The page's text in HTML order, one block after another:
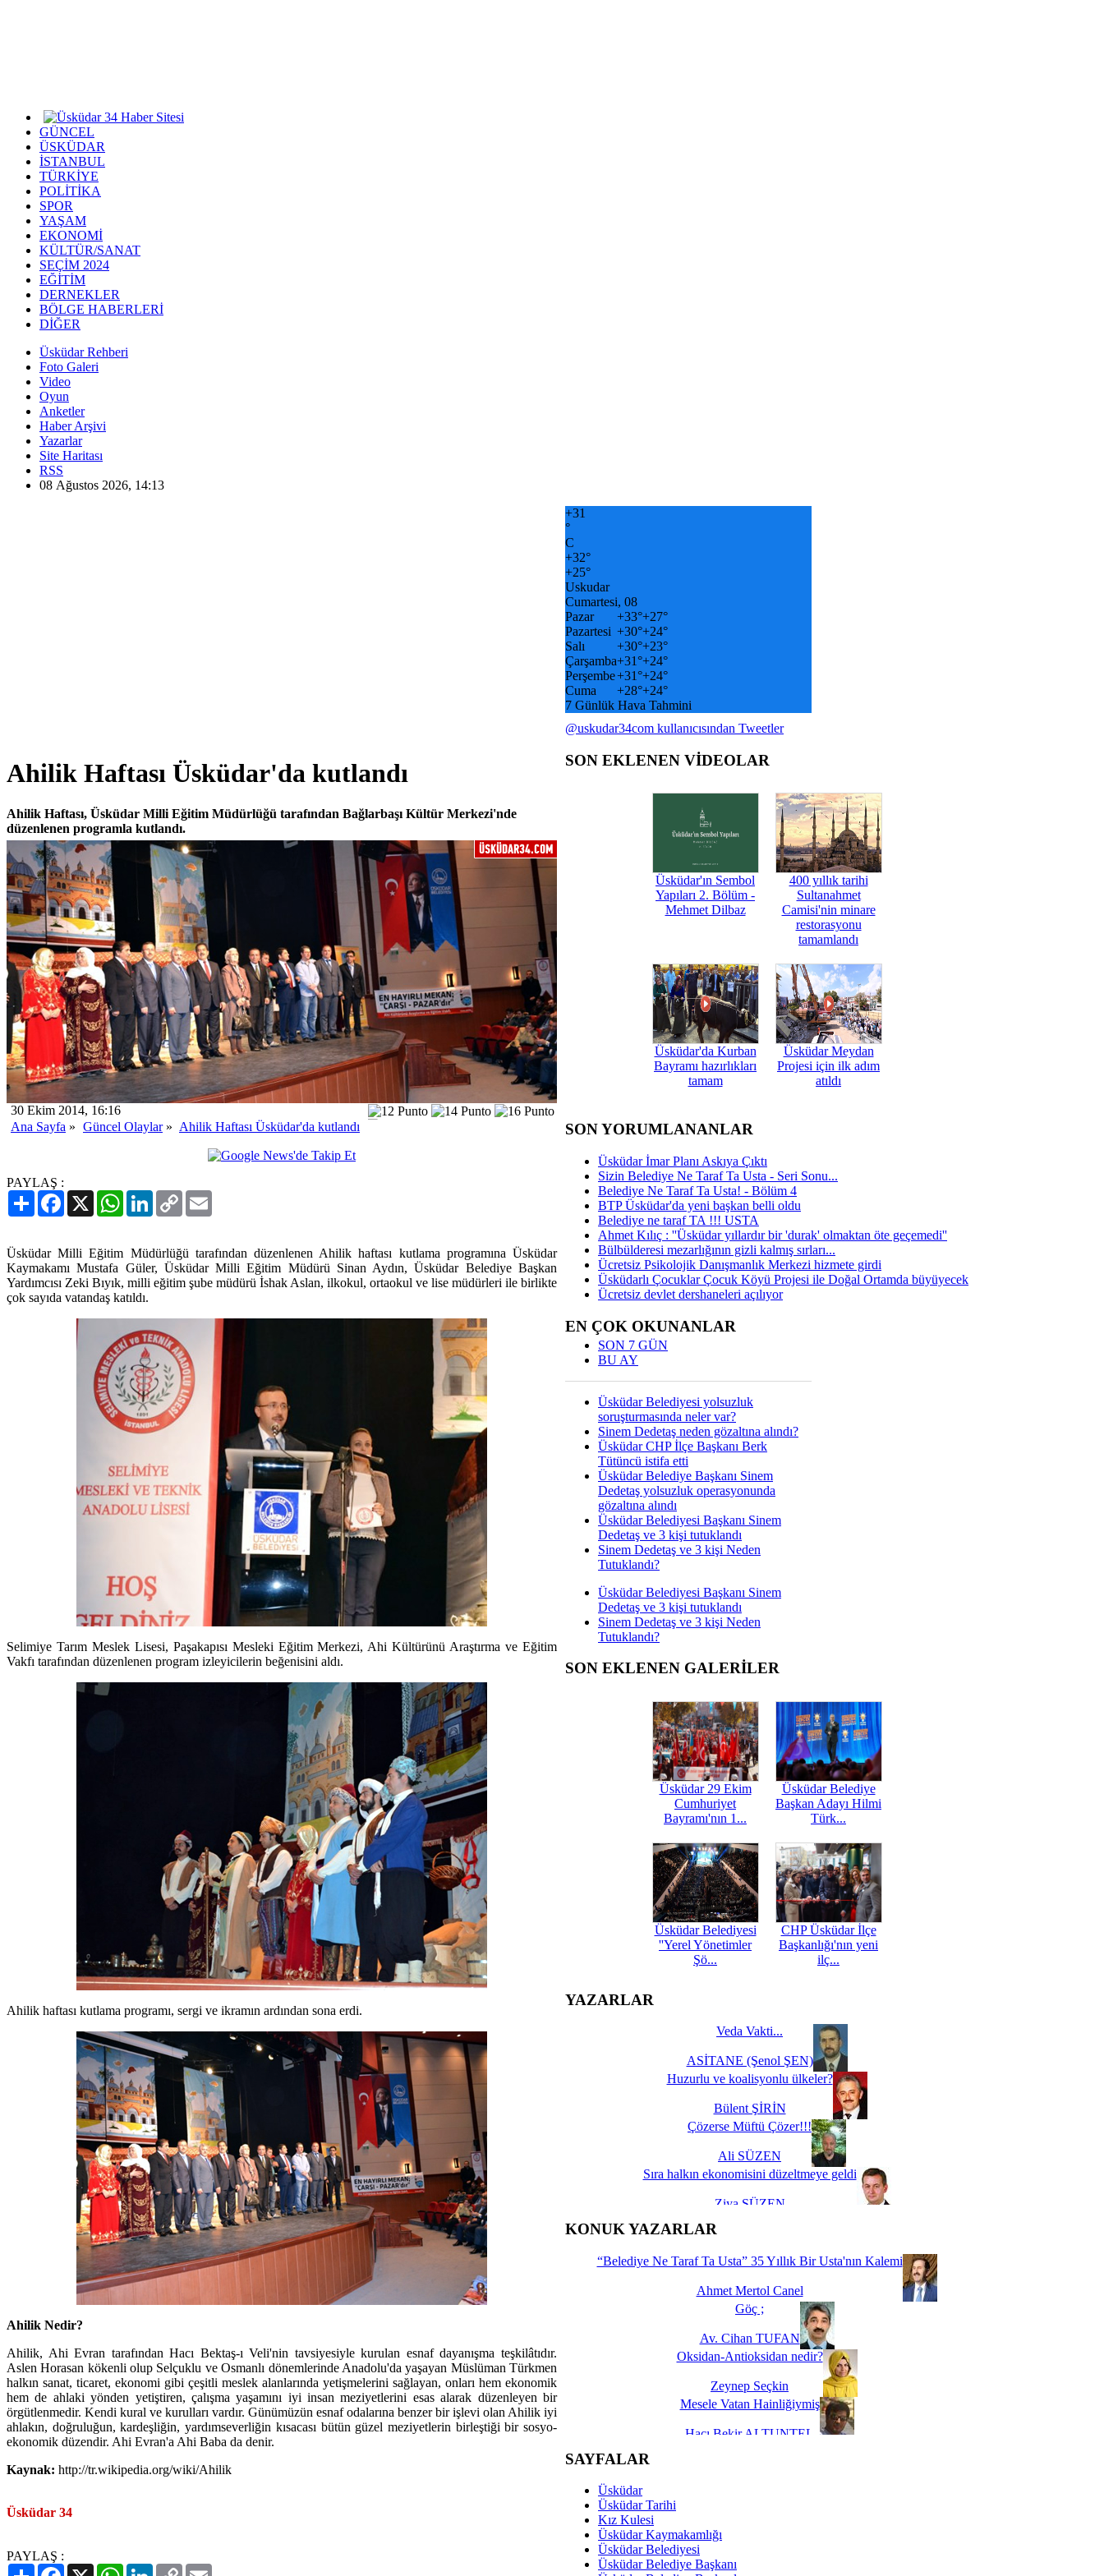
GÜNCEL
ÜSKÜDAR
İSTANBUL
TÜRKİYE
POLİTİKA
SPOR
YAŞAM
EKONOMİ
KÜLTÜR/SANAT
SEÇİM 2024
EĞİTİM
DERNEKLER
BÖLGE HABERLERİ
DİĞER
Üsküdar Rehberi
Foto Galeri
Video
Oyun
Anketler
Haber Arşivi
Yazarlar
Site Haritası
RSS
08 Ağustos 2026, 14:13
Ahilik Haftası Üsküdar'da kutlandı
Ahilik Haftası, Üsküdar Milli Eğitim Müdürlüğü tarafından Bağlarbaşı Kültür Merkezi'nde
düzenlenen programla kutlandı.
30 Ekim 2014, 16:16
Ana Sayfa » Güncel Olaylar» Ahilik Haftası Üsküdar'da kutlandı
PAYLAŞ :
PaylaşFacebook
X WhatsAppLinkedIn
Copy
Link
Üsküdar Milli Eğitim Müdürlüğü tarafından düzenlenen Ahilik haftası kutlama programına Üsküdar
Kaymakamı Mustafa Güler, Üsküdar Milli Eğitim Müdürü Sinan Aydın, Üsküdar Belediye Başkan
Yardımcısı Zeki Bıyık, milli eğitim şube müdürü İshak Aslan, ilkokul, ortaokul ve lise müdürleri ile birlikte
çok sayıda vatandaş katıldı.
Selimiye Tarım Meslek Lisesi, Paşakapısı Mesleki Eğitim Merkezi, Ahi Kültürünü Araştırma ve Eğitim
Vakfı tarafından düzenlenen program izleyicilerin beğenisini aldı.
Ahilik haftası kutlama programı, sergi ve ikramın ardından sona erdi.
Ahilik Nedir?
Ahilik, Ahi Evran tarafından Hacı Bektaş-ı Veli'nin tavsiyesiyle kurulan esnaf dayanışma teşkilâtıdır.
Aslen Horasan kökenli olup Selçuklu ve Osmanlı dönemlerinde Anadolu'da yaşayan Müslüman Türkmen
halkın sanat, ticaret, ekonomi gibi çeşitli meslek alanlarında yetişmelerini sağlayan, onları hem ekonomik
hem de ahlaki yönden yetiştiren, çalışma yaşamını iyi insan meziyetlerini esas alarak düzenleyen bir
örgütlenmedir. Kendi kural ve kurulları vardır. Günümüzün esnaf odalarına benzer bir işlevi olan Ahilik iyi
ahlakın, doğruluğun, kardeşliğin, yardımseverliğin kısacası bütün güzel meziyetlerin birleştiği bir sosyo-
ekonomik düzendir. Ahi Evran'a Ahi Baba da denir.
Kaynak: http://tr.wikipedia.org/wiki/Ahilik
Üsküdar 34
PAYLAŞ :
PaylaşFacebook
X WhatsAppLinkedIn
Copy
+31
°
C
+32°
+25°
Uskudar
Cumartesi, 08
Pazar
+33°+27°
Pazartesi +30°+24°
Salı
+30°+23°
Çarşamba+31°+24°
Perşembe+31°+24°
Cuma
+28°+24°
7 Günlük Hava Tahmini
@uskudar34com kullanıcısından Tweetler
SON EKLENEN VİDEOLAR
Üsküdar'ın Sembol
Yapıları 2. Bölüm -
Mehmet Dilbaz
400 yıllık tarihi
Sultanahmet
Camisi'nin minare
restorasyonu
tamamlandı
Üsküdar'da Kurban
Bayramı hazırlıkları
tamam
Üsküdar Meydan
Projesi için ilk adım
atıldı
SON YORUMLANANLAR
Üsküdar İmar Planı Askıya Çıktı
Sizin Belediye Ne Taraf Ta Usta - Seri Sonu...
Belediye Ne Taraf Ta Usta! - Bölüm 4
BTP Üsküdar'da yeni başkan belli oldu
Belediye ne taraf TA !!! USTA
Ahmet Kılıç : ''Üsküdar yıllardır bir 'durak' olmaktan öte geçemedi''
Bülbülderesi mezarlığının gizli kalmış sırları...
Ücretsiz Psikolojik Danışmanlık Merkezi hizmete girdi
Üsküdarlı Çocuklar Çocuk Köyü Projesi ile Doğal Ortamda büyüyecek
Ücretsiz devlet dershaneleri açılıyor
EN ÇOK OKUNANLAR
SON 7 GÜN
BU AY
Üsküdar Belediyesi yolsuzluk
soruşturmasında neler var?
Sinem Dedetaş neden gözaltına alındı?
Üsküdar CHP İlçe Başkanı Berk
Tütüncü istifa etti
Üsküdar Belediye Başkanı Sinem
Dedetaş yolsuzluk operasyonunda
gözaltına alındı
Üsküdar Belediyesi Başkanı Sinem
Dedetaş ve 3 kişi tutuklandı
Sinem Dedetaş ve 3 kişi Neden
Tutuklandı?
Üsküdar Belediyesi Başkanı Sinem
Dedetaş ve 3 kişi tutuklandı
Sinem Dedetaş ve 3 kişi Neden
Tutuklandı?
SON EKLENEN GALERİLER
Üsküdar 29 Ekim
Cumhuriyet
Bayramı'nın 1...
Üsküdar Belediye
Başkan Adayı Hilmi
Türk...
Üsküdar Belediyesi
''Yerel Yönetimler
Şö...
CHP Üsküdar İlçe
Başkanlığı'nın yeni
ilç...
YAZARLAR
Veda Vakti...
ASİTANE (Şenol ŞEN)
Huzurlu ve koalisyonlu ülkeler?
Bülent ŞİRİN
Çözerse Müftü Çözer!!!
Ali SÜZEN
Sıra halkın ekonomisini düzeltmeye geldi
Ziya SÜZEN
İşte Biz buyuz...
KONUK YAZARLAR
“Belediye Ne Taraf Ta Usta” 35 Yıllık Bir Usta'nın Kalemi
Ahmet Mertol Canel
Göç ;
Av. Cihan TUFAN
Oksidan-Antioksidan nedir?
Zeynep Seçkin
Mesele Vatan Hainliğiymiş
Hacı Bekir ALTUNTEL
Dünya Fani, Ama Kısa Bir Süre De Olsa Burdayız
Savaş ŞENEL
Hukukun Adaleti Kalmadı Üstadım!
SAYFALAR
Üsküdar
Üsküdar Tarihi
Kız Kulesi
Üsküdar Kaymakamlığı
Üsküdar Belediyesi
Üsküdar Belediye Başkanı